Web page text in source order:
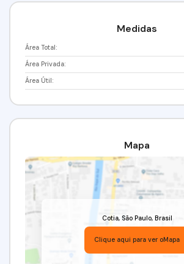
Medidas
Área Total:
Área Privada:
Área Útil:
Mapa
Cotia, São Paulo, Brasil
Clique aqui para ver oMapa